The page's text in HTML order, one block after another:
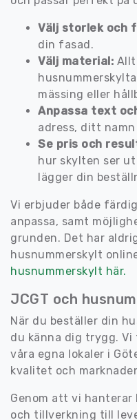
Välj storlek och
din fasad.
Välj material:
mässing eller
Anpassa text
adress, ditt
Se pris och
hur skylten ser
lägger din
Vi erbjuder både
anpassa, samt
grunden. Det har
husnummerskylt
husnummerskylt här.
JCGT och
När du beställer din
du känna dig trygg.
våra egna lokaler i
kvalitet och
Genom att vi
och tillverkning till